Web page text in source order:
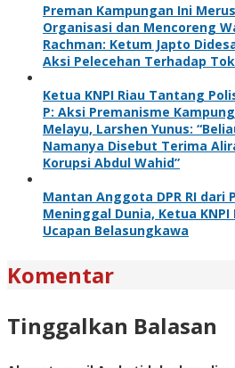
Preman Kampungan Ini
Organisasi dan Mencoreng
Rachman: Ketum Japto
Aksi Pelecehan Terhadap
Ketua KNPI Riau Tantang
P: Aksi Premanisme
Melayu, Larshen Yunus:
Namanya Disebut Terima
Korupsi Abdul Wahid”
Mantan Anggota DPR RI dari
Meninggal Dunia, Ketua KNPI
Ucapan Belasungkawa
Komentar
Tinggalkan Balasan